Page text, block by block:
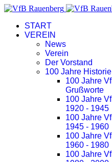
START
VEREIN
News
Verein
Der Vorstand
100 Jahre Historie
100 Jahre
Grußworte
100 Jahre
1920 - 1945
100 Jahre
1945 - 1960
100 Jahre
1960 - 1980
100 Jahre